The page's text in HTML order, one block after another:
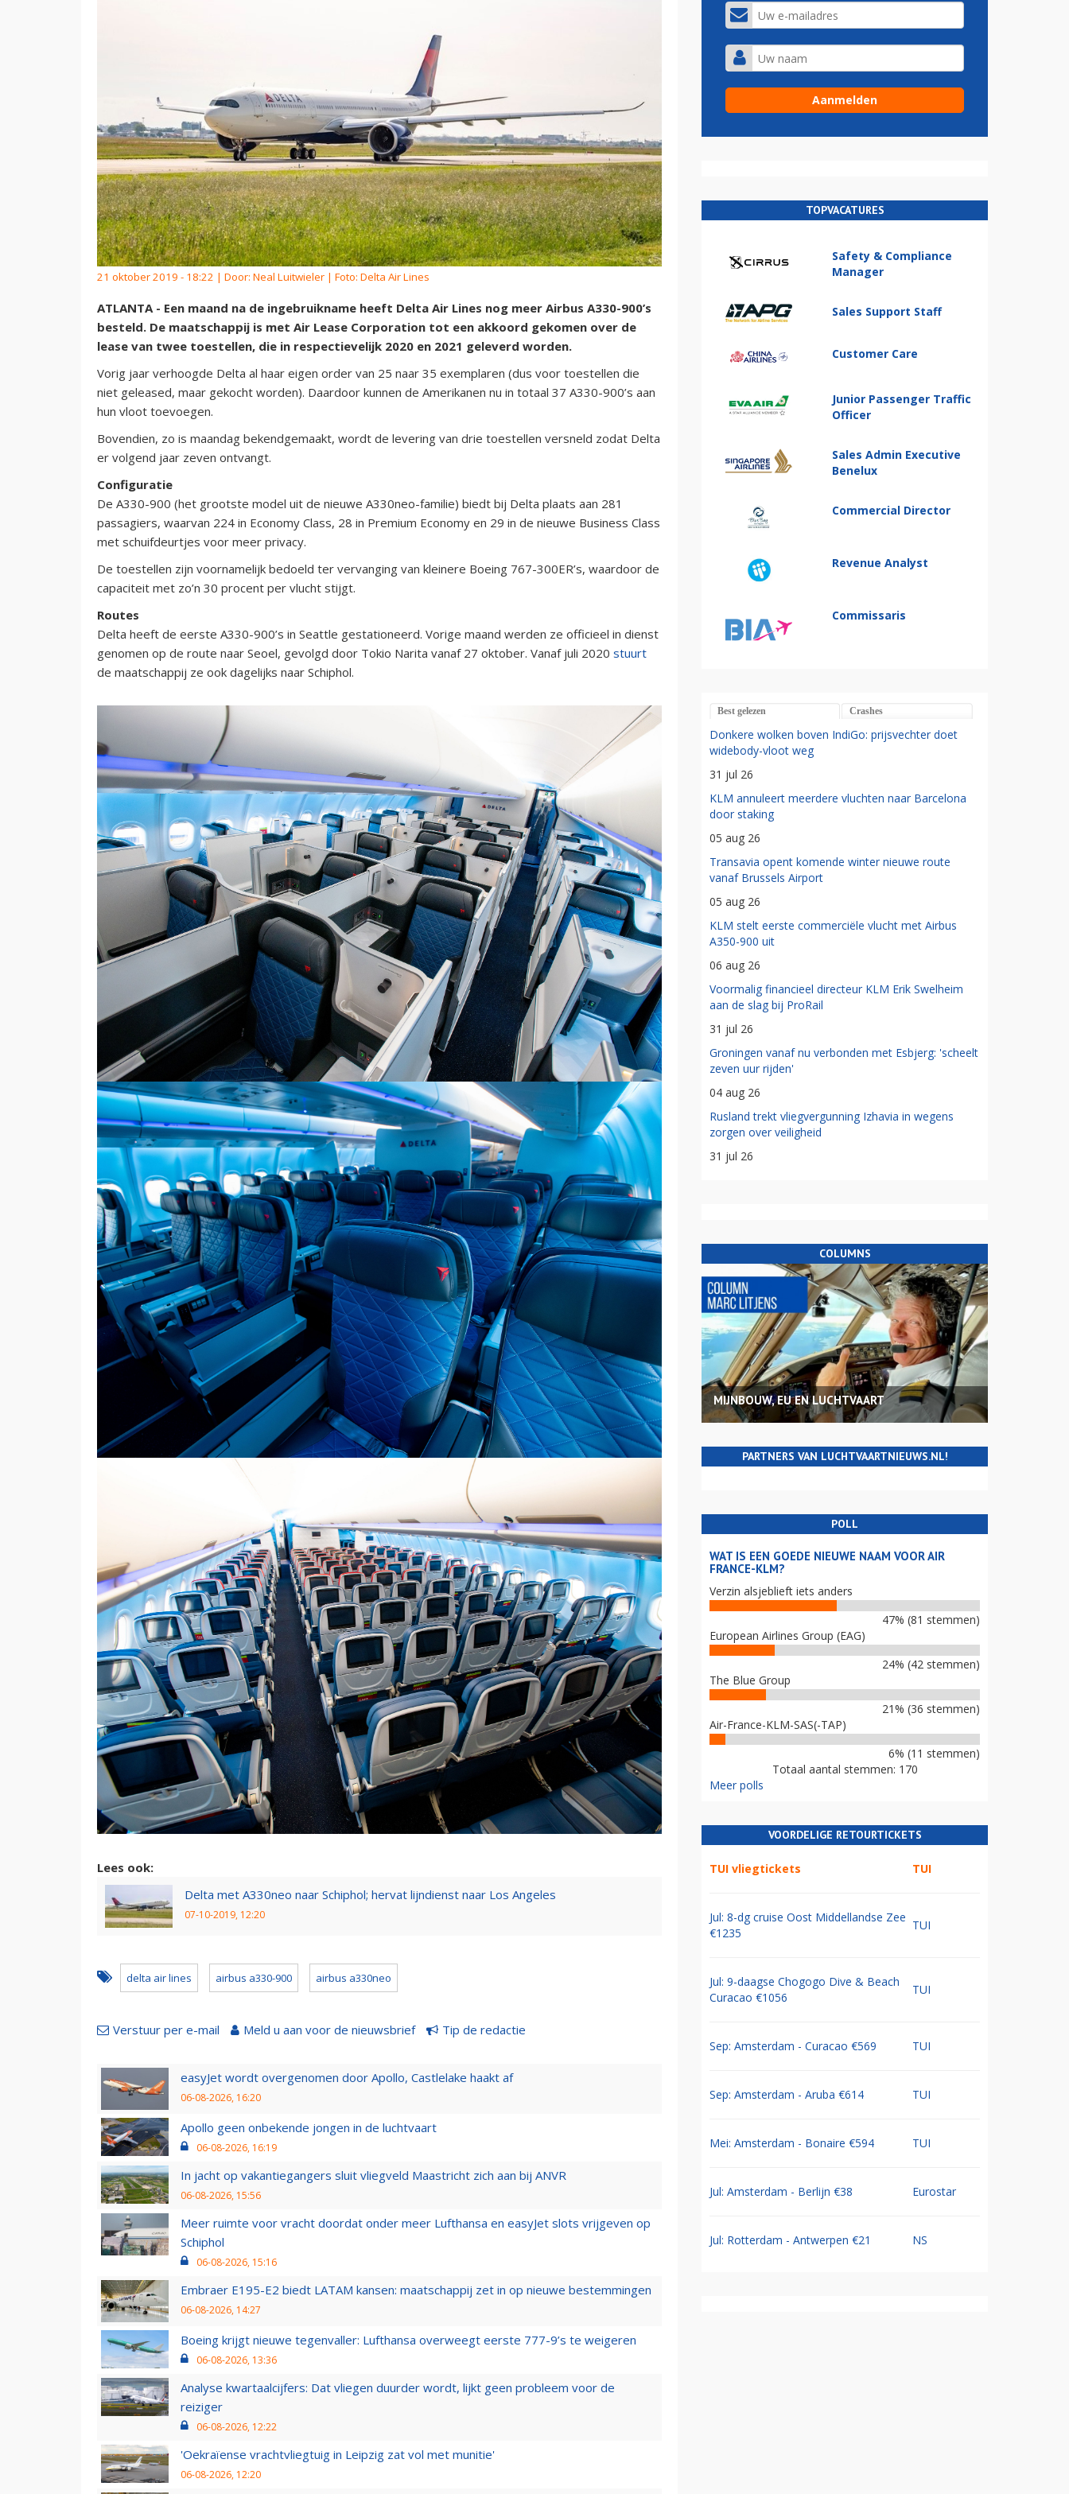
21 oktober 2019 - 18:22 | Door: Neal Luitwieler | Foto: Delta Air Lines
ATLANTA - Een maand na de ingebruikname heeft Delta Air Lines nog meer Airbus A330-900’s
besteld. De maatschappij is met Air Lease Corporation tot een akkoord gekomen over de
lease van twee toestellen, die in respectievelijk 2020 en 2021 geleverd worden.
Vorig jaar verhoogde Delta al haar eigen order van 25 naar 35 exemplaren (dus voor toestellen die
niet geleased, maar gekocht worden). Daardoor kunnen de Amerikanen nu in totaal 37 A330-900’s aan
hun vloot toevoegen.
Bovendien, zo is maandag bekendgemaakt, wordt de levering van drie toestellen versneld zodat Delta
er volgend jaar zeven ontvangt.
Configuratie
De A330-900 (het grootste model uit de nieuwe A330neo-familie) biedt bij Delta plaats aan 281
passagiers, waarvan 224 in Economy Class, 28 in Premium Economy en 29 in de nieuwe Business Class
met schuifdeurtjes voor meer privacy.
De toestellen zijn voornamelijk bedoeld ter vervanging van kleinere Boeing 767-300ER’s, waardoor de
capaciteit met zo’n 30 procent per vlucht stijgt.
Routes
Delta heeft de eerste A330-900’s in Seattle gestationeerd. Vorige maand werden ze officieel in dienst
genomen op de route naar Seoel, gevolgd door Tokio Narita vanaf 27 oktober. Vanaf juli 2020 stuurt
de maatschappij ze ook dagelijks naar Schiphol.
Lees ook:
Delta met A330neo naar Schiphol; hervat lijndienst naar Los Angeles
07-10-2019, 12:20
delta air lines airbus a330-900 airbus a330neo
Verstuur per e-mail Meld u aan voor de nieuwsbrief Tip de redactie
easyJet wordt overgenomen door Apollo, Castlelake haakt af
06-08-2026, 16:20
Apollo geen onbekende jongen in de luchtvaart
06-08-2026, 16:19
In jacht op vakantiegangers sluit vliegveld Maastricht zich aan bij ANVR
06-08-2026, 15:56
Meer ruimte voor vracht doordat onder meer Lufthansa en easyJet slots vrijgeven op
Schiphol
06-08-2026, 15:16
Embraer E195-E2 biedt LATAM kansen: maatschappij zet in op nieuwe bestemmingen
06-08-2026, 14:27
Boeing krijgt nieuwe tegenvaller: Lufthansa overweegt eerste 777-9’s te weigeren
06-08-2026, 13:36
Analyse kwartaalcijfers: Dat vliegen duurder wordt, lijkt geen probleem voor de
reiziger
06-08-2026, 12:22
'Oekraïense vrachtvliegtuig in Leipzig zat vol met munitie'
06-08-2026, 12:20
TOPVACATURES
Safety & Compliance
Manager
Sales Support Staff
Customer Care
Junior Passenger Traffic
Officer
Sales Admin Executive
Benelux
Commercial Director
Revenue Analyst
Commissaris
Best gelezen Crashes
Donkere wolken boven IndiGo: prijsvechter doet
widebody-vloot weg
31 jul 26
KLM annuleert meerdere vluchten naar Barcelona
door staking
05 aug 26
Transavia opent komende winter nieuwe route
vanaf Brussels Airport
05 aug 26
KLM stelt eerste commerciële vlucht met Airbus
A350-900 uit
06 aug 26
Voormalig financieel directeur KLM Erik Swelheim
aan de slag bij ProRail
31 jul 26
Groningen vanaf nu verbonden met Esbjerg: 'scheelt
zeven uur rijden'
04 aug 26
Rusland trekt vliegvergunning Izhavia in wegens
zorgen over veiligheid
31 jul 26
COLUMNS
MIJNBOUW, EU EN LUCHTVAART
PARTNERS VAN LUCHTVAARTNIEUWS.NL!
POLL
WAT IS EEN GOEDE NIEUWE NAAM VOOR AIR
FRANCE-KLM?
Verzin alsjeblieft iets anders
47% (81 stemmen)
European Airlines Group (EAG)
24% (42 stemmen)
The Blue Group
21% (36 stemmen)
Air-France-KLM-SAS(-TAP)
6% (11 stemmen)
Totaal aantal stemmen: 170
Meer polls
VOORDELIGE RETOURTICKETS
TUI vliegtickets TUI
Jul: 8-dg cruise Oost Middellandse Zee
€1235
TUI
Jul: 9-daagse Chogogo Dive & Beach
Curacao €1056
TUI
Sep: Amsterdam - Curacao €569 TUI
Sep: Amsterdam - Aruba €614 TUI
Mei: Amsterdam - Bonaire €594 TUI
Jul: Amsterdam - Berlijn €38 Eurostar
Jul: Rotterdam - Antwerpen €21 NS